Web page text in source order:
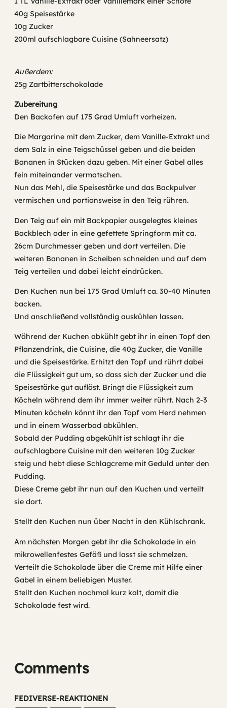
40g Speisestärke
10g Zucker
200ml aufschlagbare Cuisine (Sahneersatz)
Außerdem:
25g Zartbitterschokolade
Zubereitung
Den Backofen auf 175 Grad Umluft vorheizen.
Die Margarine mit dem Zucker, dem Vanille-Extrakt und
dem Salz in eine Teigschüssel geben und die beiden
Bananen in Stücken dazu geben. Mit einer Gabel alles
fein miteinander vermatschen.
Nun das Mehl, die Speisestärke und das Backpulver
vermischen und portionsweise in den Teig rühren.
Den Teig auf ein mit Backpapier ausgelegtes kleines
Backblech oder in eine gefettete Springform mit ca.
26cm Durchmesser geben und dort verteilen. Die
weiteren Bananen in Scheiben schneiden und auf dem
Teig verteilen und dabei leicht eindrücken.
Den Kuchen nun bei 175 Grad Umluft ca. 30-40 Minuten
backen.
Und anschließend vollständig auskühlen lassen.
Während der Kuchen abkühlt gebt ihr in einen Topf den
Pflanzendrink, die Cuisine, die 40g Zucker, die Vanille
und die Speisestärke. Erhitzt den Topf und rührt dabei
die Flüssigkeit gut um, so dass sich der Zucker und die
Speisestärke gut auflöst. Bringt die Flüssigkeit zum
Köcheln während dem ihr immer weiter rührt. Nach 2-3
Minuten köcheln könnt ihr den Topf vom Herd nehmen
und in einem Wasserbad abkühlen.
Sobald der Pudding abgekühlt ist schlagt ihr die
aufschlagbare Cuisine mit den weiteren 10g Zucker
steig und hebt diese Schlagcreme mit Geduld unter den
Pudding.
Diese Creme gebt ihr nun auf den Kuchen und verteilt
sie dort.
Stellt den Kuchen nun über Nacht in den Kühlschrank.
Am nächsten Morgen gebt ihr die Schokolade in ein
mikrowellenfestes Gefäß und lasst sie schmelzen.
Verteilt die Schokolade über die Creme mit Hilfe einer
Gabel in einem beliebigen Muster.
Stellt den Kuchen nochmal kurz kalt, damit die
Schokolade fest wird.
Comments
FEDIVERSE-REAKTIONEN